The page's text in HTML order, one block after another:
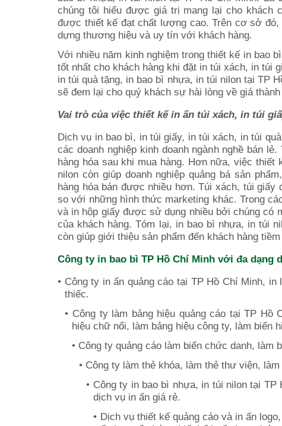
chúng tôi hiểu được giá trị mang lại cho khách
được thiết kế đạt chất lượng cao. Trên cơ sở
dựng thương hiệu và uy tín với khách hàng.
Với nhiều năm kinh nghiệm trong thiết kế in bao
tốt nhất cho khách hàng khi đặt in túi xách, in túi
in túi quà tặng, in bao bì nhựa, in túi nilon tại TP
sẽ đem lại cho quý khách sự hài lòng về giá
Vai trò của việc thiết kế in ấn túi xách, in túi
Dịch vụ in bao bì, in túi giấy, in túi xách, in túi
các doanh nghiệp kinh doanh ngành nghề bán
hàng hóa sau khi mua hàng. Hơn nữa, việc thiết
nilon còn giúp doanh nghiệp quảng bá sản
hàng hóa bán được nhiều hơn. Túi xách, túi
so với những hình thức marketing khác. Trong
và in hộp giấy được sử dụng nhiều bởi chúng có
của khách hàng. Tóm lại, in bao bì nhựa, in túi
còn giúp giới thiệu sản phẩm đến khách hàng tiềm
Công ty in bao bì TP Hồ Chí Minh với đa dạng
• Công ty in ấn quảng cáo tại TP Hồ Chí Minh,
thiếc.
• Công ty làm bảng hiệu quảng cáo tại TP Hồ
hiệu chữ nổi, làm bảng hiệu công ty, làm biển
• Công ty quảng cáo làm biển chức danh, làm
• Công ty làm thẻ khóa, làm thẻ thư viện,
• Công ty in bao bì nhựa, in túi nilon tại
dịch vụ in ấn giá rẻ.
• Dịch vụ thiết kế quảng cáo vàin ấn logo,